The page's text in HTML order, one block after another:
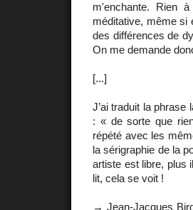
m'enchante. Rien
méditative, même si
des différences de
On me demande
[...]
J’ai traduit la phrase
: « de sorte que
répété avec les
la sérigraphie de la
artiste est libre, plus
lit, cela se voit !
→ Jean-Jacques